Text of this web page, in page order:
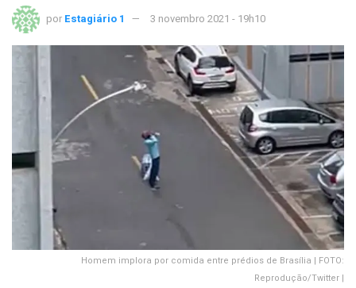
por Estagiário 1 3 novembro 2021 - 19h10
Homem implora por comida entre prédios de Brasília | FOTO:
Reprodução/Twitter |